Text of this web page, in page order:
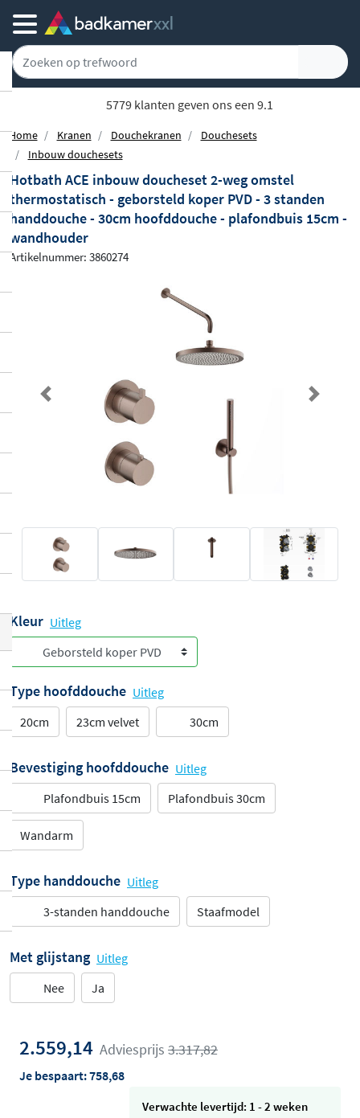
5779 klanten geven ons een 9.1
Home Kranen Douchekranen
Douchesets
Inbouw douchesets
Hotbath ACE inbouw doucheset 2-weg omstel
thermostatisch - geborsteld koper PVD - 3 standen
handdouche - 30cm hoofddouche - plafondbuis 15cm -
wandhouder
Artikelnummer: 3860274
Previous Next
Kleur Uitleg
Type hoofddouche Uitleg
20cm
23cm velvet 30cm
Bevestiging hoofddouche Uitleg
Plafondbuis 15cm
Plafondbuis 30cm
Wandarm
Type handdouche Uitleg
3-standen handdouche
Staafmodel
Met glijstang Uitleg
Nee
Ja
2.559,14 Adviesprijs 3.317,82
Je bespaart:758,68
Verwachte levertijd: 1 - 2 weken